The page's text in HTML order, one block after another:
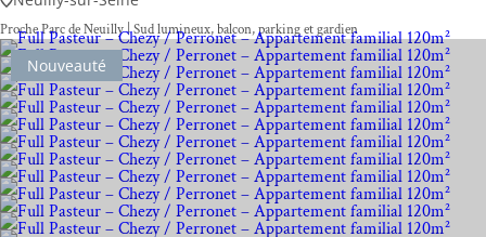
Proche Parc de Neuilly | Sud lumineux, balcon, parking et gardien
Nouveauté